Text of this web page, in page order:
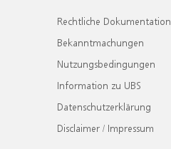
Rechtliche Dokumentation
Bekanntmachungen
Nutzungsbedingungen
Information zu UBS
Datenschutzerklärung
Disclaimer / Impressum